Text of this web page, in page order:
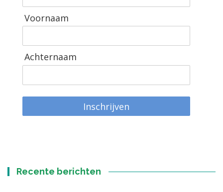
Voornaam
Achternaam
Inschrijven
Recente berichten